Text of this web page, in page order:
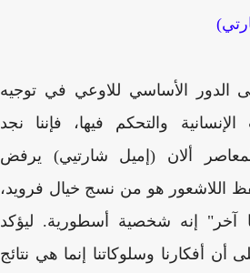
الأساسي للاوعي في توجيه
والتحكم فيها، فإننا نجد
ألان (إميل شارتيي) يرفض
هو من نسج خيال فرويد،
إنه شخصية أسطورية. ليؤكد
أفكارنا وسلوكاتنا إنما هي نتائج